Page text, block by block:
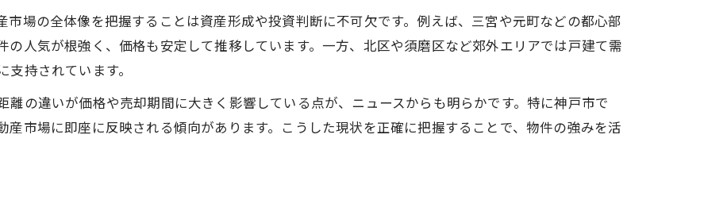
不動産時事ネタを通じて見た神戸市の方向性
神戸不動産ニュースが語る街づくりの今
今後の神戸市地価上昇に隠された要因
不動産ニュースで探る地価上昇の背景
神戸市不動産が注目される価格上昇要因
場の全体像を把握することは資産形成や投資判断に不可欠です。例えば、三宮や元町などの都心部
人気が根強く、価格も安定して推移しています。一方、北区や須磨区など郊外エリアでは戸建て需
持されています。
離の違いが価格や売却期間に大きく影響している点が、ニュースからも明らかです。特に神戸市で
市場に即座に反映される傾向があります。こうした現状を正確に把握することで、物件の強みを活